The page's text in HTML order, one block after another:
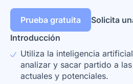
Prueba gratuita
Solicita
Introducción
Utiliza la inteligencia
analizar y sacar partido a
actuales y potenciales.